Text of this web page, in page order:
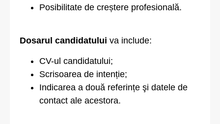
Posibilitate de creștere profesională.
Dosarul candidatului va include:
CV-ul candidatului;
Scrisoarea de intenție;
Indicarea a două referințe şi datele de
contact ale acestora.